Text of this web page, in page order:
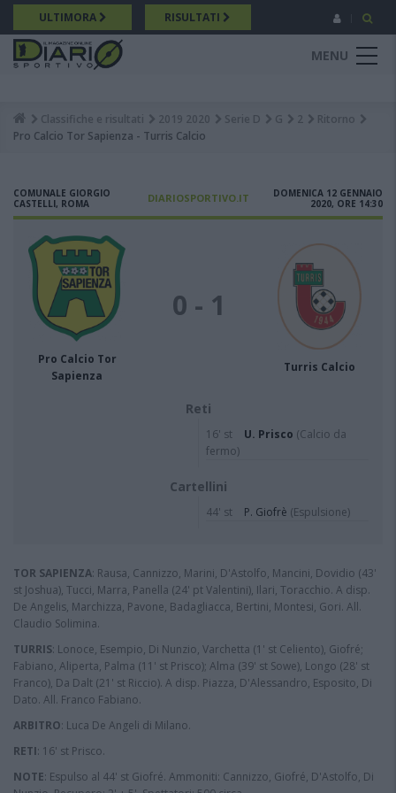
Salta
al
contenuto
principale
ULTIMORA RISULTATI
MENU
Breadcrumb
Classifiche e risultati 2019 2020 Serie D G 2
Ritorno
Pro Calcio Tor Sapienza - Turris Calcio
COMUNALE GIORGIO
CASTELLI, ROMA
DIARIOSPORTIVO.IT
DOMENICA 12 GENNAIO
2020, ORE 14:30
Pro Calcio Tor
Sapienza
0 - 1
Turris Calcio
Reti
16' st U. Prisco (Calcio da
fermo)
Cartellini
44' st P. Giofrè (Espulsione)
TOR SAPIENZA: Rausa, Cannizzo, Marini, D'Astolfo, Mancini, Dovidio (43'
st Joshua), Tucci, Marra, Panella (24' pt Valentini), Ilari, Toracchio. A disp.
De Angelis, Marchizza, Pavone, Badagliacca, Bertini, Montesi, Gori. All.
Claudio Solimina.
TURRIS: Lonoce, Esempio, Di Nunzio, Varchetta (1' st Celiento), Giofré;
Fabiano, Aliperta, Palma (11' st Prisco); Alma (39' st Sowe), Longo (28' st
Franco), Da Dalt (21' st Riccio). A disp. Piazza, D'Alessandro, Esposito, Di
Dato. All. Franco Fabiano.
ARBITRO: Luca De Angeli di Milano.
RETI: 16' st Prisco.
NOTE: Espulso al 44' st Giofré. Ammoniti: Cannizzo, Giofré, D'Astolfo, Di